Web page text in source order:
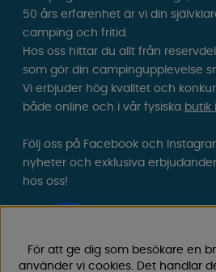
50 års erfarenhet är vi din
camping och fritid.
Hos oss hittar du allt från
som gör din campingupplevelse
Vi erbjuder hög kvalitet och
både online och i vår fysiska butik
Följ oss på Facebook och
nyheter och exklusiva
hos oss!
För att ge dig som besökare en
använder vi cookies. Det handlar